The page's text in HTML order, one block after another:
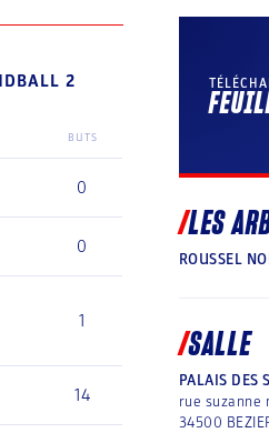
2
BUTS
0
0
1
14
LES
ROUSSEL
SALLE
PALAIS DES
rue suzanne
34500